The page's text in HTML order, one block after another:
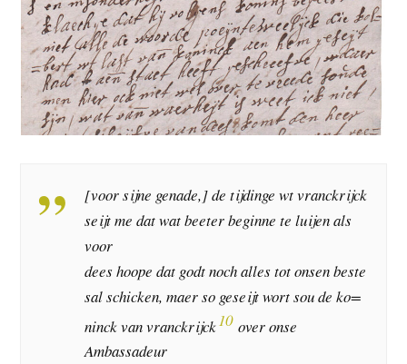
[voor sijne genade,] de tijdinge wt vranckrijck
seijt me dat wat beeter beginne te luijen als
voor
dees hoope dat godt noch alles tot onsen beste
sal schicken, maer so geseijt wort sou de ko=
ninck van vranckrijck10 over onse
Ambassadeur